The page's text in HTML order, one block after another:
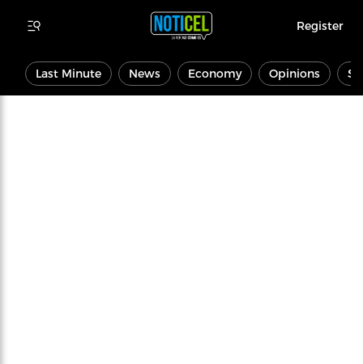
Register
Last Minute News Economy Opinions